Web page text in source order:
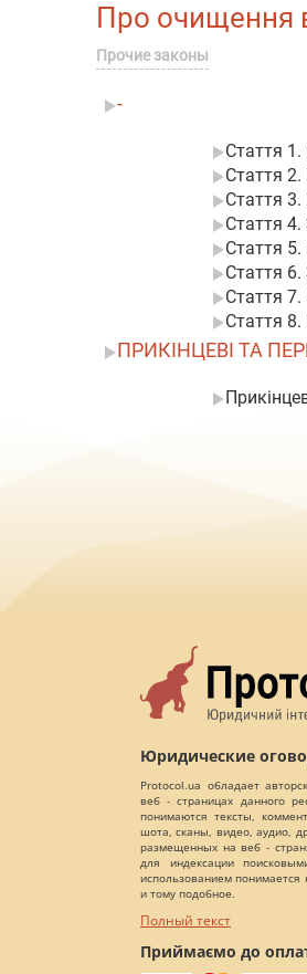
Про очищення
Прочие законы
-
Стаття
Стаття
Стаття 3.
Стаття
Стаття
Стаття 6.
Стаття
Стаття
ПРИКІНЦЕВІ ТА
Юридические
Protocol.ua обладает
веб - страницах данного
понимаются тексты,
шота, сканы, видео, аудио,
размещенных на веб -
для индексации
использованием понимается
и тому подобное.
Полный текст
Приймаємо до